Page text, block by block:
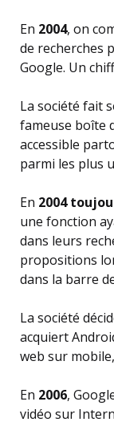
En 2004, on
de recherches
Google. Un
La société fait
fameuse boîte
accessible
parmi les plus
En 2004
une fonction
dans leurs
propositions
dans la barre
La société
acquiert
web sur
En 2006,
vidéo sur